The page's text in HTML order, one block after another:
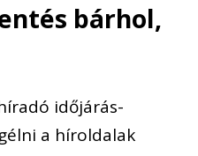
bárhol,
időjárás-
a híroldalak